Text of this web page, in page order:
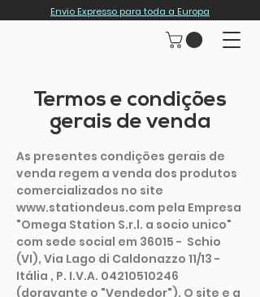
Envio Expresso para toda a Europa
Termos e condições
gerais de venda
As presentes condições gerais de
venda regem a venda dos produtos
comercializados no site
www.stationdeus.com pela Empresa
"Omega Station S.r.l. a socio unico"
com sede social em 36015 - Schio
(VI), Via Lago di Caldonazzo 11/13 -
Itália , P. I.V.A. 04210510246
(doravante o "Vendedor"). O site e a